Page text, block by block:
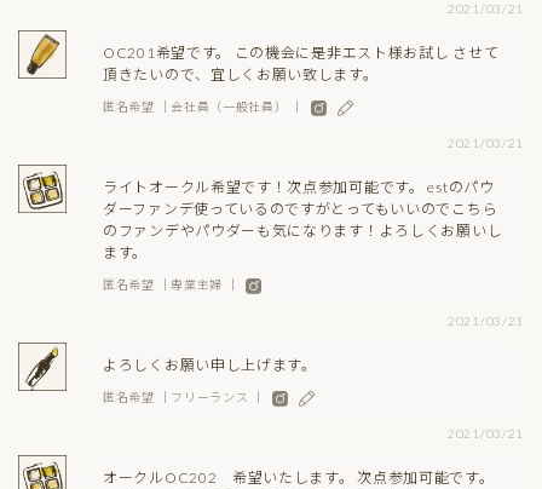
2021/03/21
OC201希望です。 この機会に是非エスト様お試し させて
頂きたいので、宜しくお願い致します。
匿名希望 ｜会社員（一般社員） ｜
2021/03/21
ライトオークル希望です！次点参加可能です。 estのパウ
ダーファンデ使っているのですがとってもいいのでこちら
のファンデやパウダーも気になります！よろしくお願いし
ます。
匿名希望 ｜専業主婦 ｜
2021/03/21
よろしくお願い申し上げます。
匿名希望 ｜フリーランス ｜
2021/03/21
オークルOC202 希望いたします。 次点参加可能です。